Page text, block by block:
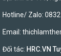
Hotline/ Zalo:
Email:
Đối tác: HRC.VN